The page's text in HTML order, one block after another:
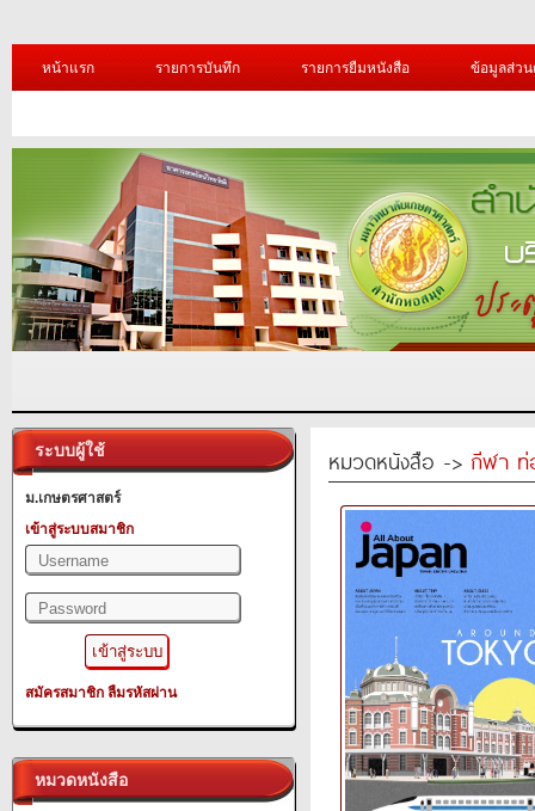
หน้าแรก รายการบันทึก รายการยืมหนังสือ ข้อมูลส่ว
ระบบผู้ใช้
ม.เกษตรศาสตร์
เข้าสู่ระบบสมาชิก
สมัครสมาชิก ลืมรหัสผ่าน
หมวดหนังสือ
หมวดหนังสือ -> กีฬา ท่